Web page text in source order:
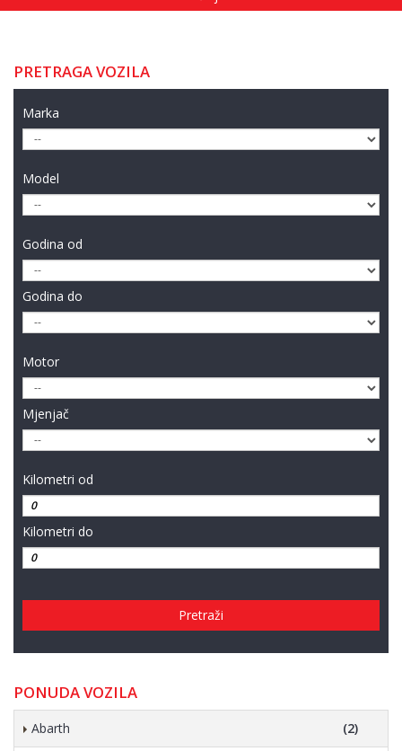
PRETRAGA VOZILA
Marka
Model
Godina od
Godina do
Motor
Mjenjač
Kilometri od
Kilometri do
Pretraži
PONUDA VOZILA
Abarth (2)